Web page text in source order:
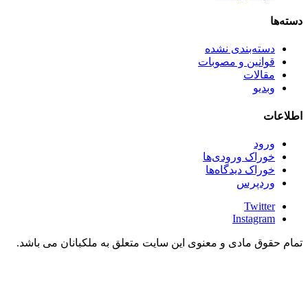
دسته‌ها
دسته‌بندی نشده
قوانین و مصوبات
مقالات
وبدیو
اطلاعات
ورود
خوراک ورودی‌ها
خوراک دیدگاه‌ها
وردپرس
Twitter
Instagram
تمام حقوق مادی و معنوی این سایت متعلق به ملکبانان می باشد.